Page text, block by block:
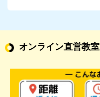
オンライン直営教室